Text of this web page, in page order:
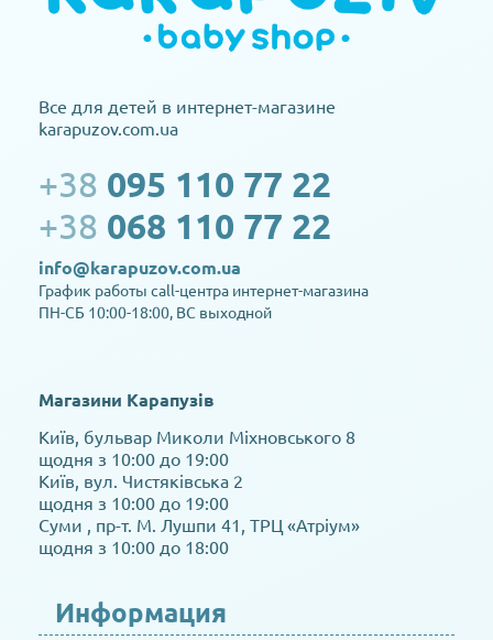
Все для детей в интернет-магазине
karapuzov.com.ua
+38 095 110 77 22
+38 068 110 77 22
info@karapuzov.com.ua
График работы call-центра интернет-магазина
ПН-СБ 10:00-18:00, ВС выходной
Магазини Карапузів
Київ, бульвар Миколи Міхновського 8
щодня з 10:00 до 19:00
Київ, вул. Чистяківська 2
щодня з 10:00 до 19:00
Суми , пр-т. М. Лушпи 41, ТРЦ «Атріум»
щодня з 10:00 до 18:00
Информация